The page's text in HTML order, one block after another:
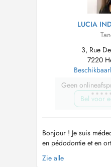
LUCIA
3, Rue
7220
Geen
Bel voor
Bonjour ! Je suis
en pédodontie et en
sadresse aux enfants,
adultes, avec une
Zie alle